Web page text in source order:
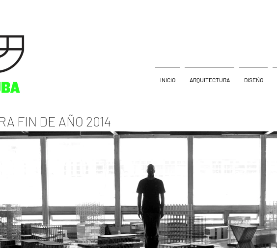
INICIO ARQUITECTURA DISEÑO
FIN DE AÑO 2014